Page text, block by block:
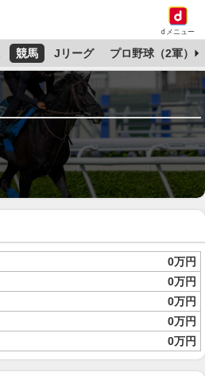
dメニュー
競馬 Jリーグ プロ野球（2軍）
0万円
0万円
0万円
0万円
0万円